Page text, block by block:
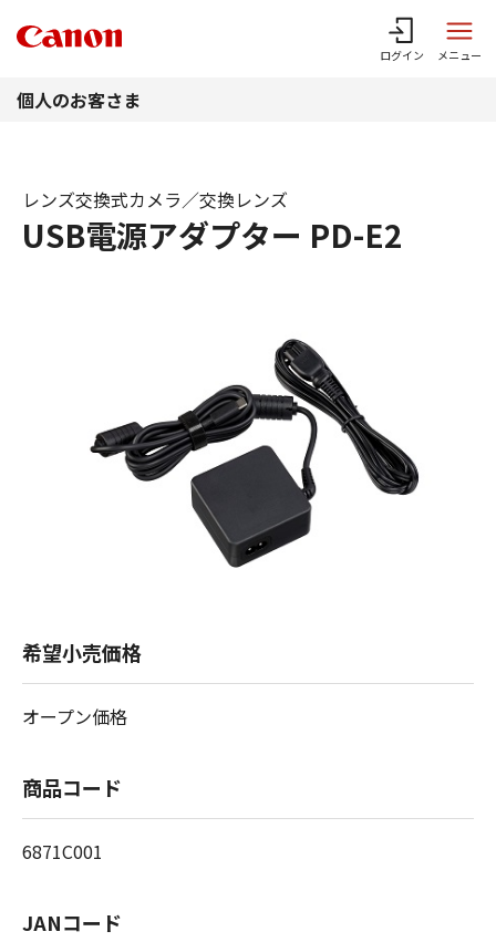
ログイン メニュー
個人のお客さま
USB電源アダプター PD-E2
レンズ交換式カメラ／交換レンズ
希望小売価格
オープン価格
商品コード
6871C001
JANコード